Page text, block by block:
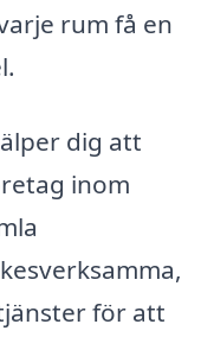
rum få en
dig att
inom
för att